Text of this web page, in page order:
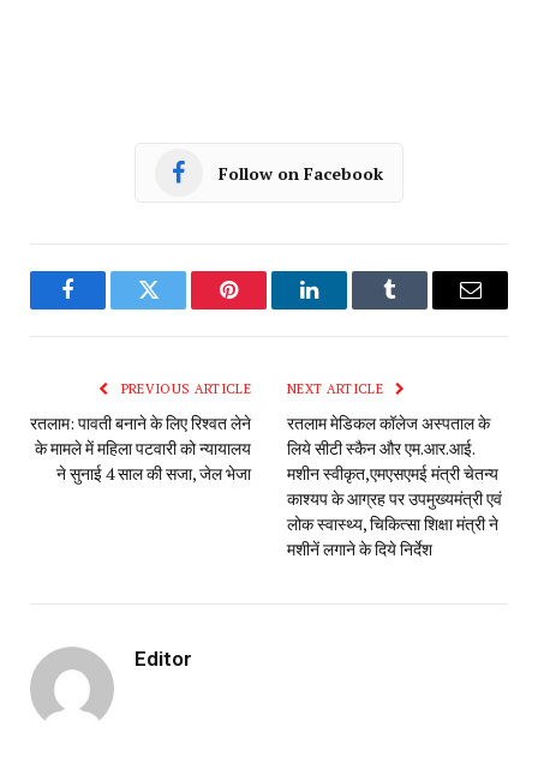
Follow on Facebook
FacebookTwitter Pinterest LinkedInTumblr Email
PREVIOUS ARTICLE
रतलाम: पावती बनाने के लिए रिश्वत लेने
के मामले में महिला पटवारी को न्यायालय
ने सुनाई 4 साल की सजा, जेल‌ भेजा
NEXT ARTICLE
रतलाम मेडिकल कॉलेज अस्पताल के
लिये सीटी स्कैन और एम.आर.आई.
मशीन स्वीकृत,एमएसएमई मंत्री चेतन्य
काश्यप के आग्रह पर उपमुख्यमंत्री एवं
लोक स्वास्थ्य, चिकित्सा शिक्षा मंत्री ने
मशीनें लगाने के दिये निर्देश
Editor